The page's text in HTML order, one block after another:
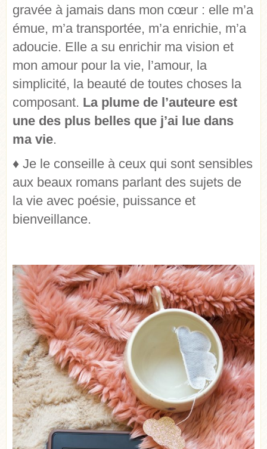
gravée à jamais dans mon cœur : elle m’a
émue, m’a transportée, m’a enrichie, m’a
adoucie. Elle a su enrichir ma vision et
mon amour pour la vie, l’amour, la
simplicité, la beauté de toutes choses la
composant. La plume de l’auteure est
une des plus belles que j’ai lue dans
ma vie.
♦ Je le conseille à ceux qui sont sensibles
aux beaux romans parlant des sujets de
la vie avec poésie, puissance et
bienveillance.